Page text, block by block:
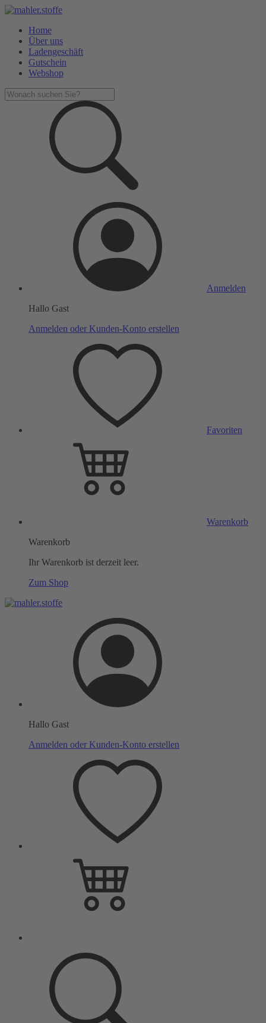
Home
Über uns
Ladengeschäft
Gutschein
Webshop
Anmelden
Hallo Gast
Anmelden oder Kunden-Konto erstellen
Favoriten
Warenkorb
Warenkorb
Ihr Warenkorb ist derzeit leer.
Zum Shop
Hallo Gast
Anmelden oder Kunden-Konto erstellen